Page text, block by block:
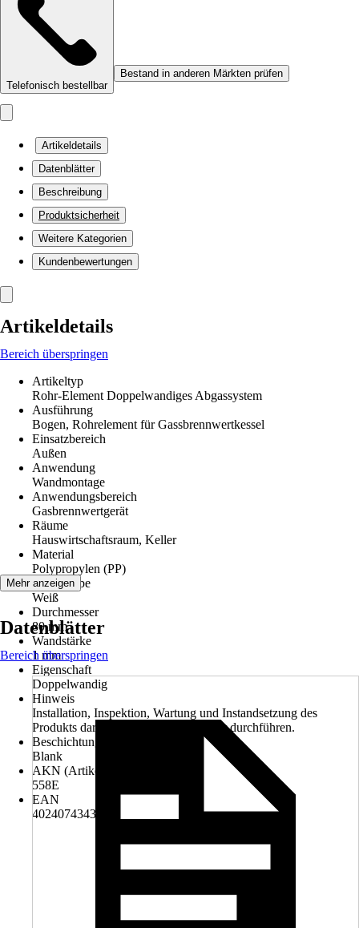
Telefonisch bestellbar
Bestand in anderen Märkten prüfen
Artikeldetails
Datenblätter
Beschreibung
Produktsicherheit
Weitere Kategorien
Kundenbewertungen
Artikeldetails
Bereich überspringen
Artikeltyp
Rohr-Element Doppelwandiges Abgassystem
Ausführung
Bogen, Rohrelement für Gassbrennwertkessel
Einsatzbereich
Außen
Anwendung
Wandmontage
Anwendungsbereich
Gasbrennwertgerät
Räume
Hauswirtschaftsraum, Keller
Material
Polypropylen (PP)
Grundfarbe
Weiß
Durchmesser
80 mm
Wandstärke
1 mm
Eigenschaft
Doppelwandig
Hinweis
Installation, Inspektion, Wartung und Instandsetzung des
Produkts darf nur ein Fachhandwerker durchführen.
Beschichtung
Blank
AKN (Artikelkurznummer)
558E
EAN
4024074343456
Mehr anzeigen
Datenblätter
Bereich überspringen